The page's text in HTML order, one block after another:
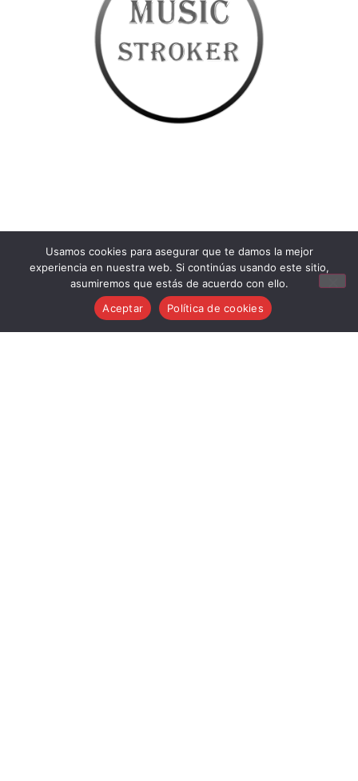
Aviso Legal
Condiciones generales de venta
Usamos cookies para asegurar que te damos la mejor
experiencia en nuestra web. Si continúas usando este sitio,
asumiremos que estás de acuerdo con ello.
Aceptar
Política de cookies